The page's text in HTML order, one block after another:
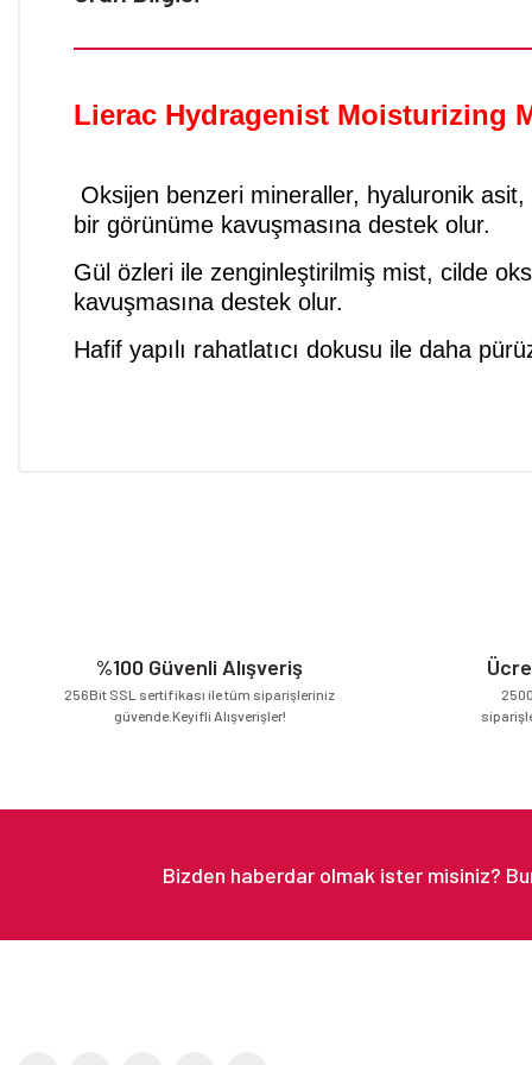
Lierac Hydragenist Moisturizing
Oksijen benzeri mineraller, hyaluronik
bir görünüme kavuşmasına destek olur.
Gül özleri ile zenginleştirilmiş mist, cilde
kavuşmasına destek olur.
Hafif yapılı rahatlatıcı dokusu ile daha
Bu ürüne benzer farklı alternatifler olmalı.
%100 Güvenli Alışveriş
256Bit SSL sertifikası ile tüm siparişleriniz
güvende.Keyifli Alışverişler!